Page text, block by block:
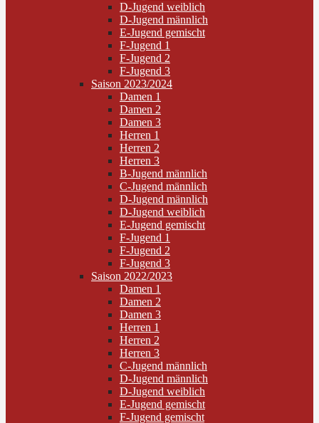
D-Jugend weiblich
D-Jugend männlich
E-Jugend gemischt
F-Jugend 1
F-Jugend 2
F-Jugend 3
Saison 2023/2024
Damen 1
Damen 2
Damen 3
Herren 1
Herren 2
Herren 3
B-Jugend männlich
C-Jugend männlich
D-Jugend männlich
D-Jugend weiblich
E-Jugend gemischt
F-Jugend 1
F-Jugend 2
F-Jugend 3
Saison 2022/2023
Damen 1
Damen 2
Damen 3
Herren 1
Herren 2
Herren 3
C-Jugend männlich
D-Jugend männlich
D-Jugend weiblich
E-Jugend gemischt
F-Jugend gemischt